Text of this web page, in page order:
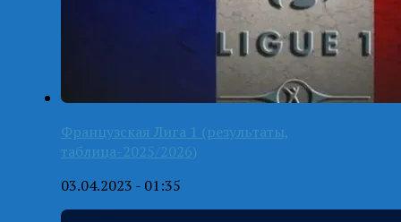
Французская Лига 1 (результаты,
таблица-2025/2026)
03.04.2023 - 01:35